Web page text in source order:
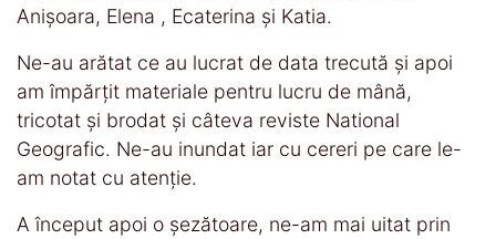
Anișoara, Elena , Ecaterina și Katia.
Ne-au arătat ce au lucrat de data trecută și apoi
am împărțit materiale pentru lucru de mână,
tricotat și brodat și câteva reviste National
Geografic. Ne-au inundat iar cu cereri pe care le-
am notat cu atenție.
A început apoi o șezătoare, ne-am mai uitat prin